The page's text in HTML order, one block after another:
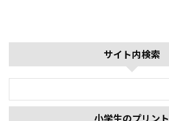
サイト内検索